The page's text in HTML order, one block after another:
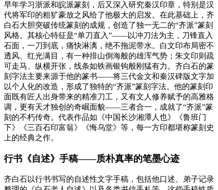
早年学习浙派和皖派篆刻，后又深入研究秦汉印章，特别是汉
代将军印的粗犷豪放之风给了他极大的启发。在此基础上，齐
白石大胆突破传统篆刻的成规，创造了独一无二的“齐派”篆刻
风格。其核心特征是“单刀直入”——以冲刀法为主，刀锋直入
石面，一刀到底，痛快淋漓，绝不拖泥带水。白文印布局密不
透风、红光满目，有一种排山倒海般的雄浑气势；朱文印则疏
可走马、纵横开张，线条如铁画银钩般刚猛有力。齐白石的篆
刻字法主要来源于他的篆书——将三代金文和秦汉碑版文字加
以个人化的改造，形成了独特的“齐派”篆刻字法。他的篆刻印
面既有匠人出身带来的精准刀工，又有文人修养赋予的高雅格
调，更有天才独创的奇崛面貌——三者合一，成就了“齐派”篆
刻的不朽传奇。代表作品如《中国长沙湘潭人也》《鲁班门
下》《三百石印富翁》《悔乌堂》等，每一方印都堪称篆刻史
上的经典之作。
行书《自述》手稿——质朴真率的笔墨心迹
齐白石以行书书写的自述性文字手稿，包括他口述、弟子记录